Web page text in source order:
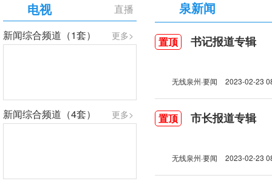
直播
电视
更多>
新闻综合频道（1套）
更多>
新闻综合频道（4套）
泉新闻
置顶 书记报道专辑
无线泉州·要闻 2023-02-23
置顶 市长报道专辑
无线泉州·要闻 2023-02-23